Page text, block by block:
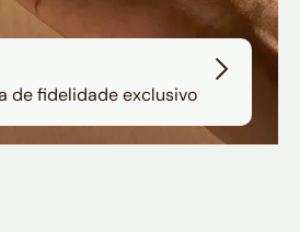
de fidelidade exclusivo